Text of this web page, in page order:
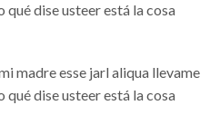
dise usteer está la cosa
madre esse jarl aliqua llevame
dise usteer está la cosa